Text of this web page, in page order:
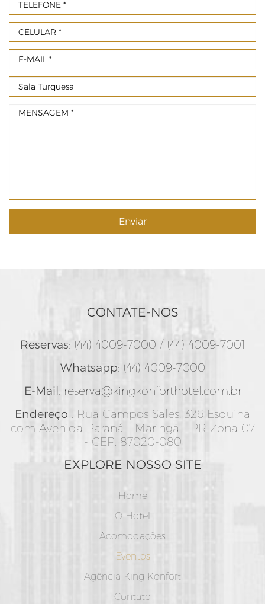
MAIL
MENSAGEM
Enviar
CONTATE-NOS
Reservas: (44) 4009-7000 / (44) 4009-7001
Whatsapp: (44) 4009-7000
E-Mail: reserva@kingkonforthotel.com.br
Endereço : Rua Campos Sales, 326 Esquina
com Avenida Paraná - Maringá - PR Zona 07
- CEP: 87020-080
EXPLORE NOSSO SITE
Home
O Hotel
Acomodações
Eventos
Agência King Konfort
Contato